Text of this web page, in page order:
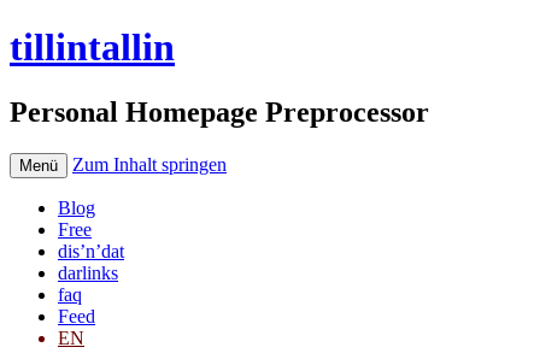
tillintallin
Personal Homepage Preprocessor
Menü Zum Inhalt springen
Blog
Free
dis’n’dat
darlinks
faq
Feed
EN